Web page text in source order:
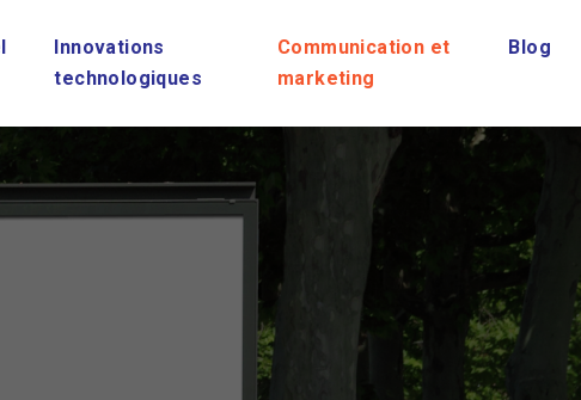
Innovations
technologiques
Communication et
marketing
Blog